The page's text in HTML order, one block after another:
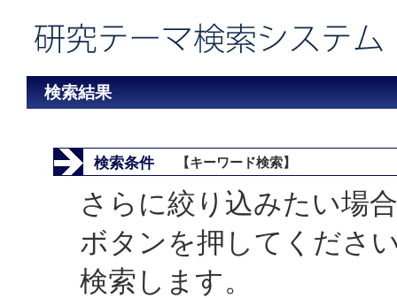
検索結果
検索条件 【キーワード検索】
さらに絞り込みたい場
ボタンを押してくださ
検索します。